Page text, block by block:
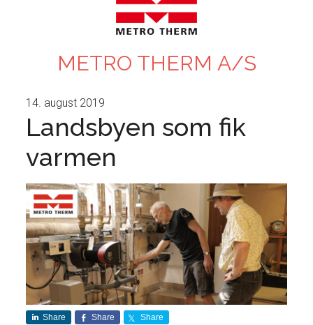
METRO THERM A/S
14. august 2019
Landsbyen som fik
varmen
Share Share Share